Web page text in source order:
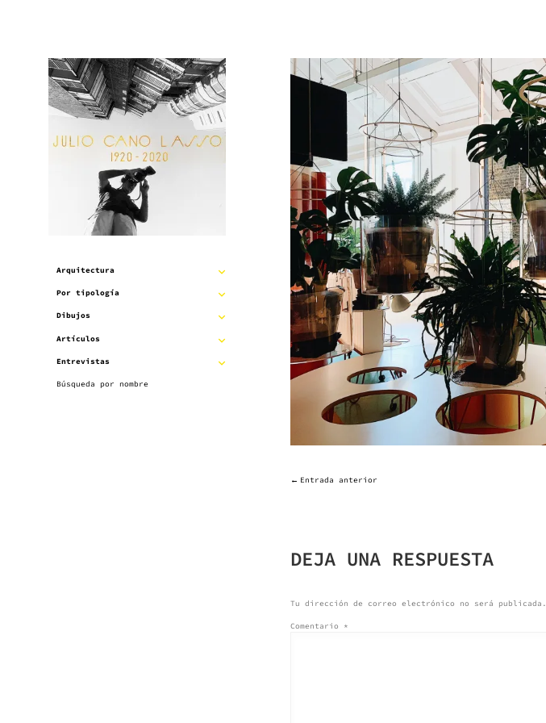
Arquitectura
EXPANDIR
Por tipología
EXPANDIR
Dibujos
EXPANDIR
Artículos
EXPANDIR
Entrevistas
EXPANDIR
Búsqueda por nombre
NAVEGACIÓN
ENTRADAS
Entrada anterior
DEJA UNA RESPUESTA
Tu dirección de correo electrónico no será publicada.
Comentario *